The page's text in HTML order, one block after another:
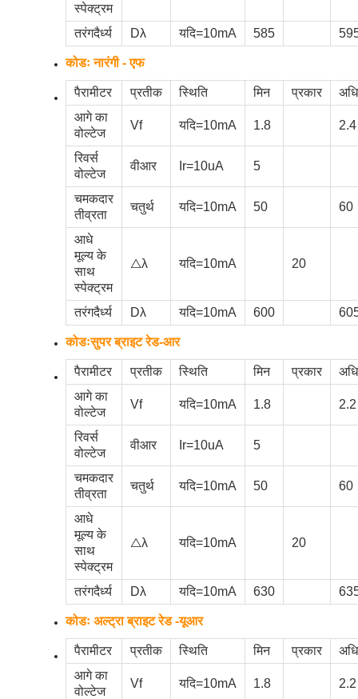
स्पेक्ट्रम
तरंगदैर्ध्य Dλ यदि=10mA 585
कोडः नारंगी - एफ
पैरामीटर प्रतीक स्थिति मिन प्रकार
आगे का
वोल्टेज
Vf यदि=10mA 1.8 2.4
रिवर्स
वोल्टेज
वीआर Ir=10uA 5
चमकदार
तीव्रता
चतुर्थ यदि=10mA 50 60
आधे
मूल्य के
साथ
स्पेक्ट्रम
△λ यदि=10mA 20
तरंगदैर्ध्य Dλ यदि=10mA 600
कोडःसुपर ब्राइट रेड-आर
पैरामीटर प्रतीक स्थिति मिन प्रकार
आगे का
वोल्टेज
Vf यदि=10mA 1.8 2.2
रिवर्स
वोल्टेज
वीआर Ir=10uA 5
चमकदार
तीव्रता
चतुर्थ यदि=10mA 50 60
आधे
मूल्य के
साथ
स्पेक्ट्रम
△λ यदि=10mA 20
तरंगदैर्ध्य Dλ यदि=10mA 630
कोडः अल्ट्रा ब्राइट रेड -यूआर
पैरामीटर प्रतीक स्थिति मिन प्रकार
आगे का
वोल्टेज
Vf यदि=10mA 1.8 2.2